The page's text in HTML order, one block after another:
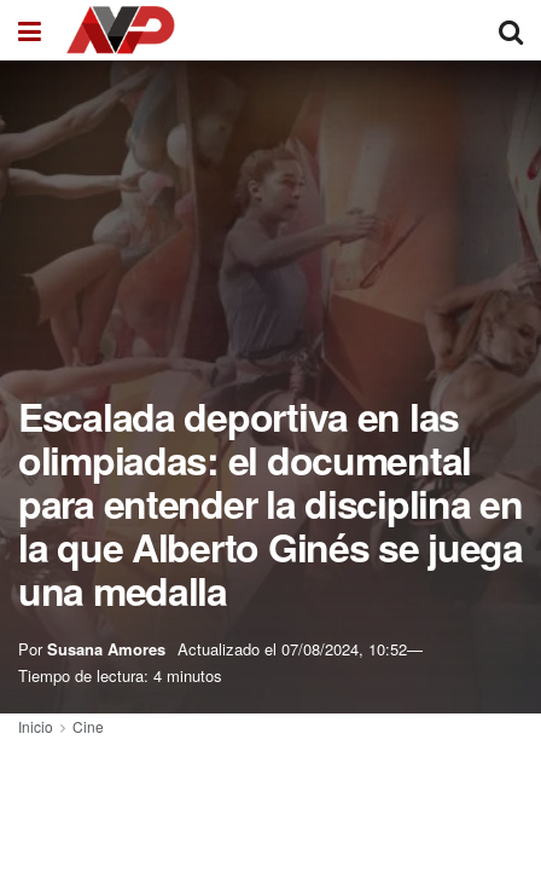
Escalada deportiva en las
olimpiadas: el documental
para entender la disciplina en
la que Alberto Ginés se juega
una medalla
Por Susana Amores Actualizado el 07/08/2024, 10:52
Tiempo de lectura: 4 minutos
Inicio Cine